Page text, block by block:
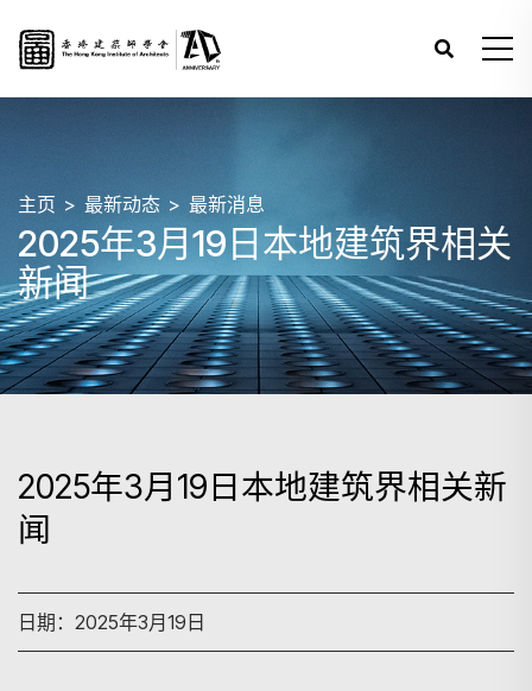
主页 最新动态 最新消息
2025年3月19日本地建筑界相关
新闻
2025年3月19日本地建筑界相关新
闻
日期：2025年3月19日